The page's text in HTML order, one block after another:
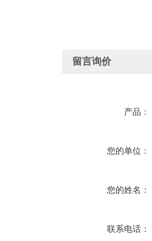
留言询价
产品：
您的单位：
您的姓名：
联系电话：